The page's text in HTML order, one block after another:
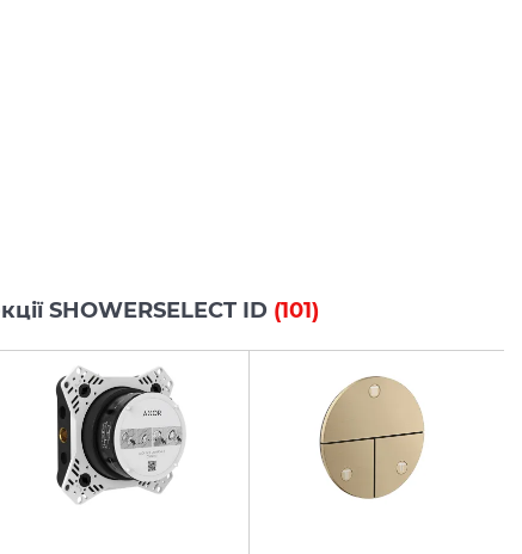
SHOWERSELECT ID (101)